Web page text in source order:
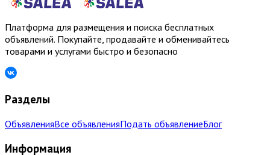
Платформа для размещения и поиска бесплатных
объявлений. Покупайте, продавайте и обменивайтесь
товарами и услугами быстро и безопасно
Разделы
ОбъявленияВсе объявленияПодать объявлениеБлог
Информация